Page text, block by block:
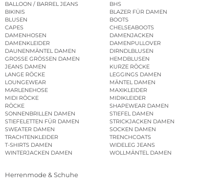
BALLOON / BARREL JEANS
BHS
BIKINIS
BLAZER FÜR DAMEN
BLUSEN
BOOTS
CAPES
CHELSEABOOTS
DAMENHOSEN
DAMENJACKEN
DAMENKLEIDER
DAMENPULLOVER
DAUNENMÄNTEL DAMEN
DIRNDLBLUSEN
GROSSE GRÖSSEN DAMEN
HEMDBLUSEN
JEANS DAMEN
KURZE RÖCKE
LANGE RÖCKE
LEGGINGS DAMEN
LOUNGEWEAR
MÄNTEL DAMEN
MARLENEHOSE
MAXIKLEIDER
MIDI RÖCKE
MIDIKLEIDER
RÖCKE
SHAPEWEAR DAMEN
SONNENBRILLEN DAMEN
STIEFEL DAMEN
STIEFELETTEN FÜR DAMEN
STRICKJACKEN DAMEN
SWEATER DAMEN
SOCKEN DAMEN
TRACHTENKLEIDER
TRENCHCOATS
T-SHIRTS DAMEN
WIDELEG JEANS
WINTERJACKEN DAMEN
WOLLMÄNTEL DAMEN
Herrenmode & Schuhe